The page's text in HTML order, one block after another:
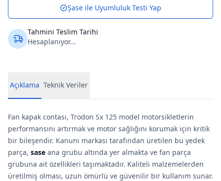
Şase ile Uyumluluk Testi Yap
Tahmini Teslim Tarihi
Hesaplanıyor...
Açıklama Teknik Veriler
Fan kapak contası, Trodon Sx 125 model motorsikletlerin
performansını artırmak ve motor sağlığını korumak için kritik
bir bileşendir. Kanuni markası tarafından üretilen bu yedek
parça, sase ana grubu altında yer almakta ve fan parça
grubuna ait özellikleri taşımaktadır. Kaliteli malzemelerden
üretilmiş olması, uzun ömürlü ve güvenilir bir kullanım sunar.